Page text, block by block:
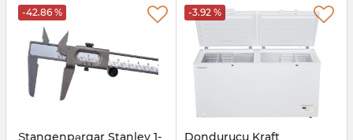
-42.86 %
Ştangenpərgar Stanley 1-
-3.92 %
Dondurucu Kraft